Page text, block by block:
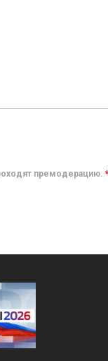
премодерацию. *